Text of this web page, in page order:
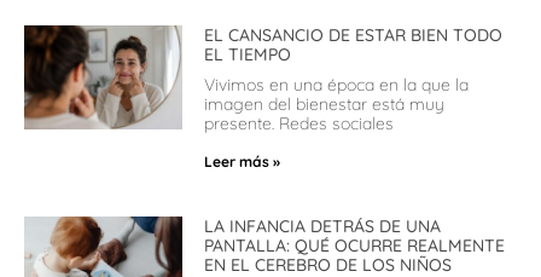
EL CANSANCIO DE ESTAR BIEN TODO
EL TIEMPO
Vivimos en una época en la que la
imagen del bienestar está muy
presente. Redes sociales
Leer más »
LA INFANCIA DETRÁS DE UNA
PANTALLA: QUÉ OCURRE REALMENTE
EN EL CEREBRO DE LOS NIÑOS